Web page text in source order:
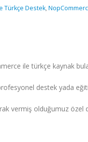
Türkçe Destek,
ile türkçe kaynak
destek yada
vermiş olduğumuz özel